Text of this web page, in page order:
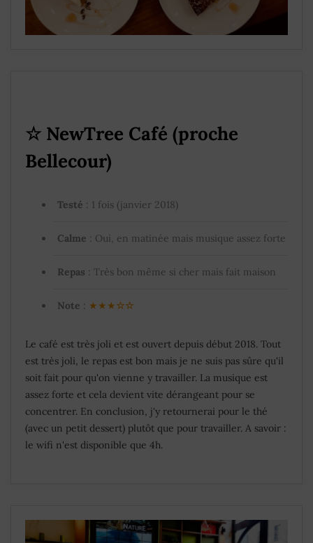
☆ NewTree Café (proche
Bellecour)
Testé : 1 fois (janvier 2018)
Calme : Oui, en matinée mais musique assez forte
Repas : Très bon même si cher mais fait maison
Note : ★★★☆☆
Le café est très joli et est ouvert depuis début 2018. Tout
est très joli, le repas est bon mais je ne suis pas sûre qu'il
soit fait pour qu'on vienne y travailler. La musique est
assez forte et cela devient vite dérangeant pour se
concentrer. En conclusion, j'y retournerai pour le thé
(avec un petit dessert) plutôt que pour travailler. A savoir :
le wifi n'est disponible que 4h.